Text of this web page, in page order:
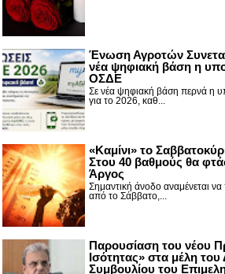
Ένωση Αγροτών
νέα ψηφιακή βάση η
ΟΣΔΕ
Σε νέα ψηφιακή βάση περνά η
για το 2026, καθ...
«Καμίνι» το
Στου 40 βαθμούς θα
Άργος
Σημαντική άνοδο αναμένεται
από το Σάββατο,...
Παρουσίαση του νέου
Ισότητας» στα μέλη του
Συμβουλίου του